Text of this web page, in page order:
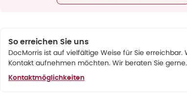
So erreichen Sie uns
DocMorris ist auf vielfältige Weise für Sie erreichbar.
Kontakt aufnehmen möchten. Wir beraten Sie gerne.
Kontaktmöglichkeiten